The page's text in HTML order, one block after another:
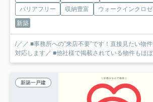
バリアフリー
収納豊富
ウォークインクロゼ
新築
/／／ ■事務所への”来店不要”です！直接見たい物
対応します／ ■他社様で掲載されている物件もほぼ
新築一戸建